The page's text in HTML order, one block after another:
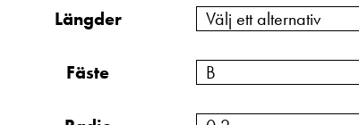
Längder
Fäste